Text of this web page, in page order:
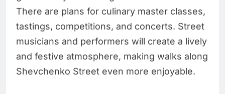
There are plans for culinary master classes,
tastings, competitions, and concerts. Street
musicians and performers will create a lively
and festive atmosphere, making walks along
Shevchenko Street even more enjoyable.